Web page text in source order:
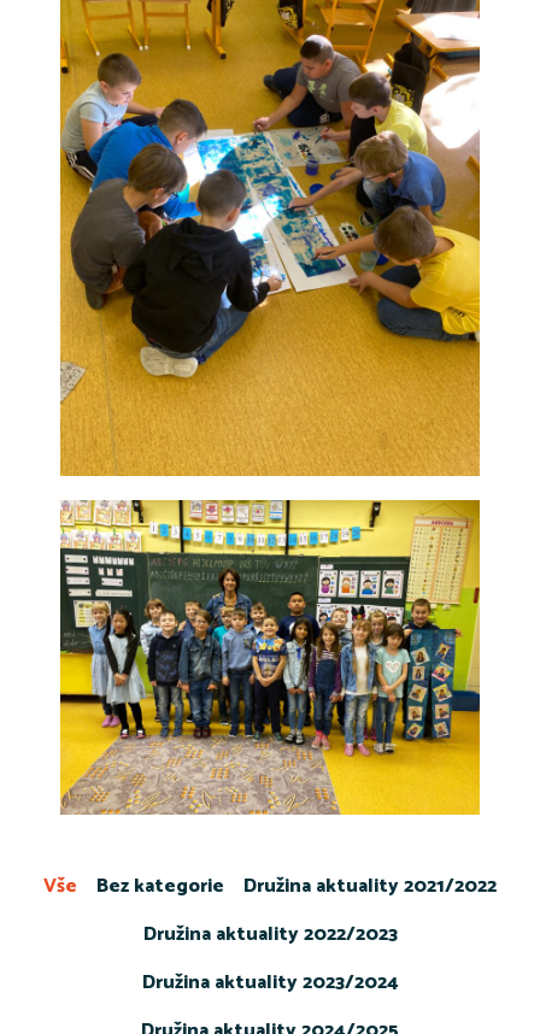
Bez kategorie
Družina aktuality 2021/2022
Družina aktuality 2022/2023
Družina aktuality 2023/2024
Vše